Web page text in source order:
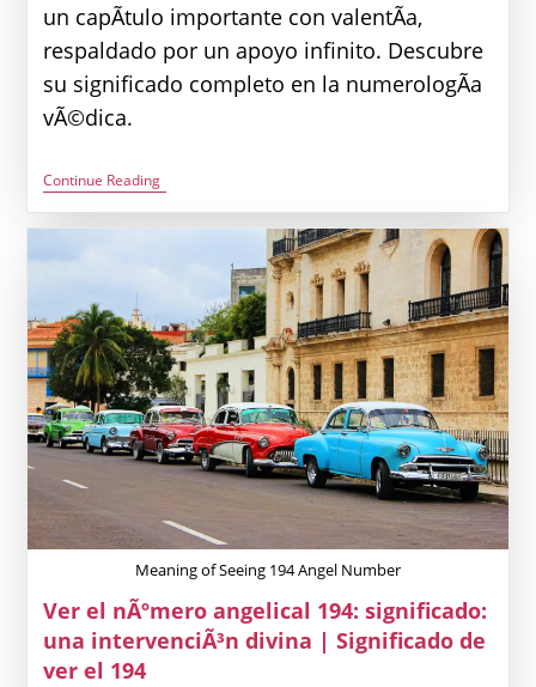
un capÃ­tulo importante con valentÃ­a,
respaldado por un apoyo infinito. Descubre
su significado completo en la numerologÃ­a
vÃ©dica.
Continue ReadingSignificado
Del
NÃºmero
Valiente
Nuevos
Comienzos
Meaning of Seeing 194 Angel Number
Ver el nÃºmero angelical 194: significado:
una intervenciÃ³n divina | Significado de
ver el 194